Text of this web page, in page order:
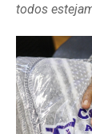
todos